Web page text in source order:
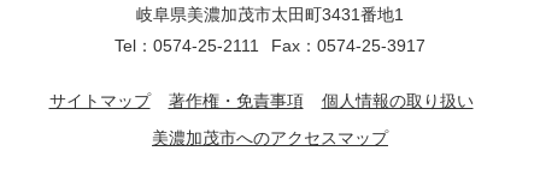
岐阜県美濃加茂市太田町3431番地1
Tel：0574-25-2111
Fax：0574-25-3917
サイトマップ 著作権・免責事項
個人情報の取り扱い
美濃加茂市へのアクセスマップ